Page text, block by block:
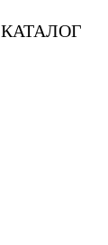
КАТАЛОГ